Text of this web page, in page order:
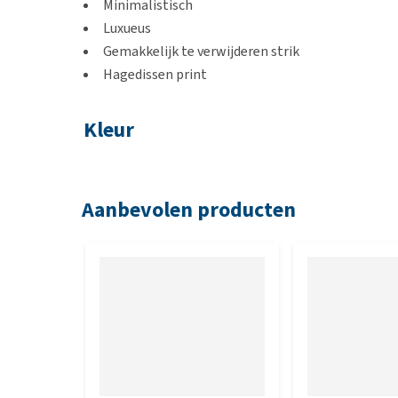
Minimalistisch
Luxueus
Gemakkelijk te verwijderen strik
Hagedissen print
Kleur
Maat
Aanbevolen producten